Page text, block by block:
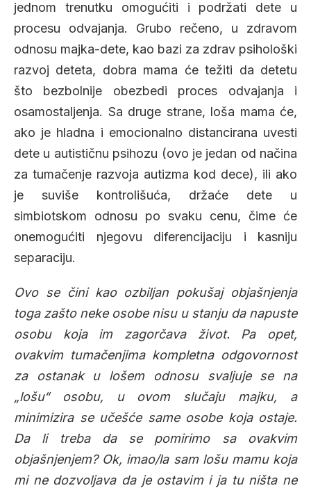
jednom trenutku omogućiti i podržati dete u
procesu odvajanja. Grubo rečeno, u zdravom
odnosu majka-dete, kao bazi za zdrav psihološki
razvoj deteta, dobra mama će težiti da detetu
što bezbolnije obezbedi proces odvajanja i
osamostaljenja. Sa druge strane, loša mama će,
ako je hladna i emocionalno distancirana uvesti
dete u autističnu psihozu (ovo je jedan od načina
za tumačenje razvoja autizma kod dece), ili ako
je suviše kontrolišuća, držaće dete u
simbiotskom odnosu po svaku cenu, čime će
onemogućiti njegovu diferencijaciju i kasniju
separaciju.
Ovo se čini kao ozbiljan pokušaj objašnjenja
toga zašto neke osobe nisu u stanju da napuste
osobu koja im zagorčava život. Pa opet,
ovakvim tumačenjima kompletna odgovornost
za ostanak u lošem odnosu svaljuje se na
„lošu“ osobu, u ovom slučaju majku, a
minimizira se učešće same osobe koja ostaje.
Da li treba da se pomirimo sa ovakvim
objašnjenjem? Ok, imao/la sam lošu mamu koja
mi ne dozvoljava da je ostavim i ja tu ništa ne